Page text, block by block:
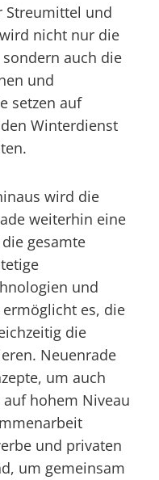
Streumittel und
nicht nur die
auch die
und
setzen auf
Winterdienst
wird die
weiterhin eine
gesamte
und
es, die
die
Neuenrade
um auch
hohem Niveau
und privaten
um gemeinsam